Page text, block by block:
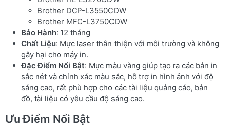
Brother DCP-L3550CDW
Brother MFC-L3750CDW
Bảo Hành: 12 tháng
Chất Liệu: Mực laser thân thiện với môi trường và không
gây hại cho máy in.
Đặc Điểm Nổi Bật: Mực màu vàng giúp tạo ra các bản in
sắc nét và chính xác màu sắc, hỗ trợ in hình ảnh với độ
sáng cao, rất phù hợp cho các tài liệu quảng cáo, bản
đồ, tài liệu có yêu cầu độ sáng cao.
Ưu Điểm Nổi Bật